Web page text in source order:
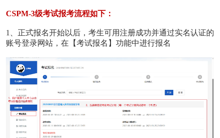
CSPM-3级考试报考流程如下：
1、正式报名开始以后，考生可用注册成功并通过实名认证的
账号登录网站，在【考试报名】功能中进行报名